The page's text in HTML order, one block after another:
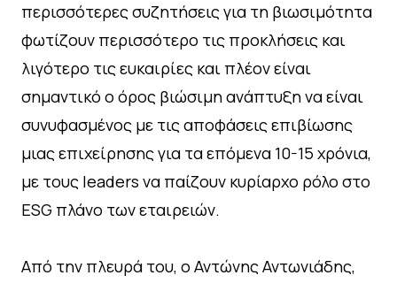
περισσότερες συζητήσεις για τη βιωσιμότητα
φωτίζουν περισσότερο τις προκλήσεις και
λιγότερο τις ευκαιρίες και πλέον είναι
σημαντικό ο όρος βιώσιμη ανάπτυξη να είναι
συνυφασμένος με τις αποφάσεις επιβίωσης
μιας επιχείρησης για τα επόμενα 10-15 χρόνια,
με τους leaders να παίζουν κυρίαρχο ρόλο στο
ESG πλάνο των εταιρειών.
Από την πλευρά του, ο Αντώνης Αντωνιάδης,